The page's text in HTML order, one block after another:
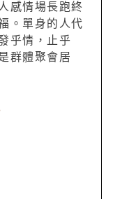
感情場長跑終
。單身的人代
乎情，止乎
群體聚會居